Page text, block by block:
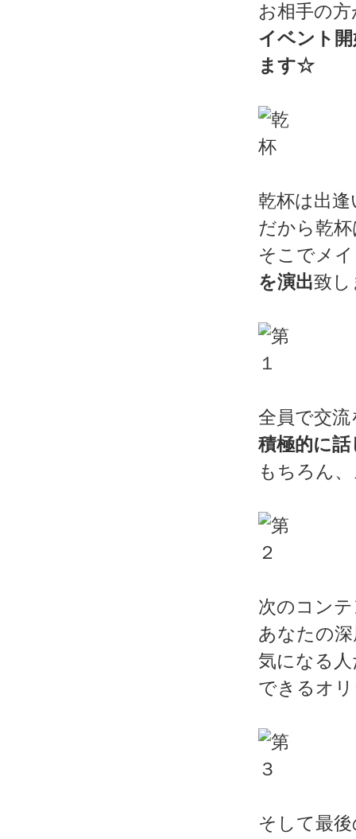
お相手の
イベント
ます☆
乾杯は出
だから乾
そこでメ
を演出致し
全員で交
積極的に
もちろん
次のコン
あなたの
気になる
できるオ
そして最